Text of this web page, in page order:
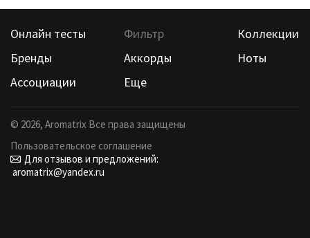
Онлайн тесты Фильтр
Коллекции
Бренды
Аккорды
Ноты
Ассоциации
Еще
© 2026, Aromatrix Все права защищены
Пользовательское соглашение
Для отзывов и предложений:
aromatrix@yandex.ru